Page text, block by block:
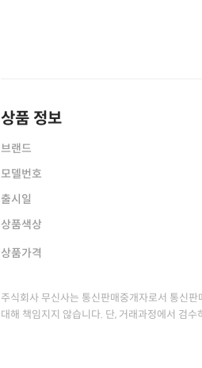
상품 정보
브랜드
모델번호
출시일
상품색상
상품가격
주식회사 무신사는 통신판매중개자로서 통신
대해 책임지지 않습니다. 단, 거래과정에서 검